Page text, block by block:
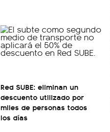
Red SUBE: eliminan un
descuento utilizado por
miles de personas todos
los días